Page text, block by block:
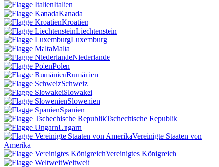
Italien
Kanada
Kroatien
Liechtenstein
Luxemburg
Malta
Niederlande
Polen
Rumänien
Schweiz
Slowakei
Slowenien
Spanien
Tschechische Republik
Ungarn
Vereinigte Staaten von
Amerika
Vereinigtes Königreich
Weltweit